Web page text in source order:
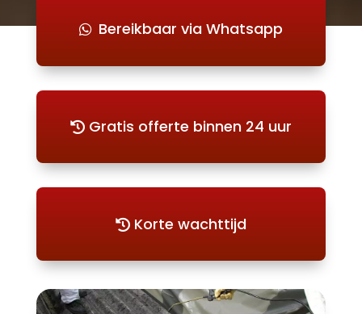
Bereikbaar via Whatsapp
Gratis offerte binnen 24 uur
Korte wachttijd